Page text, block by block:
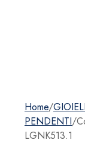
Home/
PENDENTI/
LGNK513.1